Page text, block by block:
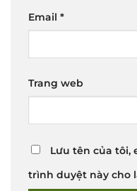
Email *
Trang web
Lưu tên của tôi,
trình duyệt này cho